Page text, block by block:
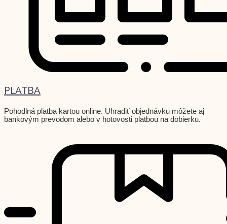
PLATBA
Pohodlná platba kartou online. Uhradiť objednávku môžete aj
bankovým prevodom alebo v hotovosti platbou na dobierku.